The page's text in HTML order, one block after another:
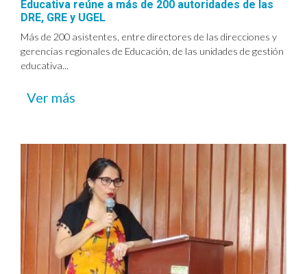
Educativa reúne a más de 200 autoridades de las
DRE, GRE y UGEL
Más de 200 asistentes, entre directores de las direcciones y
gerencias regionales de Educación, de las unidades de gestión
educativa...
Ver más